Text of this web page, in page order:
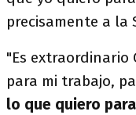
precisamente a la
"Es extraordinario
para mi trabajo,
lo que quiero